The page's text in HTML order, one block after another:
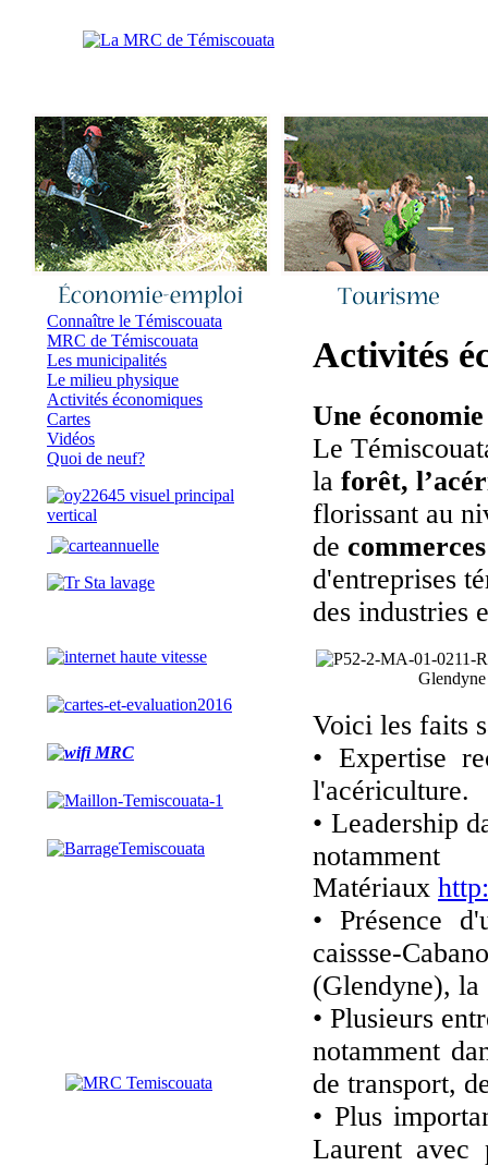
Connaître le Témiscouata
MRC de Témiscouata
Les municipalités
Le milieu physique
Activités économiques
Cartes
Vidéos
Quoi de neuf?
Activités
Une
Le
la forêt,
florissant au
de
d'entreprises
des industries
Glendyne
Voici les faits
• Expertise
l'acériculture.
• Leadership
Matériaux
• Présence
caissse-
(Glendyne), la
• Plusieurs
notamment
de transport,
• Plus
Laurent avec